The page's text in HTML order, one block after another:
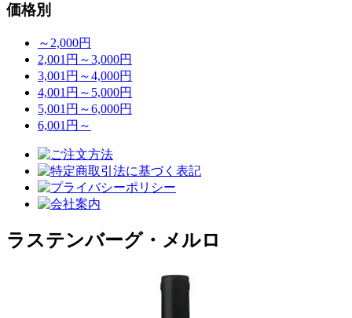
価格別
～2,000円
2,001円～3,000円
3,001円～4,000円
4,001円～5,000円
5,001円～6,000円
6,001円～
ラステンバーグ・メルロ